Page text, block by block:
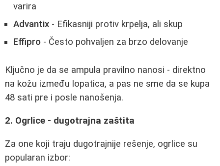
varira
Advantix - Efikasniji protiv krpelja, ali skup
Effipro - Često pohvaljen za brzo delovanje
Ključno je da se ampula pravilno nanosi - direktno
na kožu između lopatica, a pas ne sme da se kupa
48 sati pre i posle nanošenja.
2. Ogrlice - dugotrajna zaštita
Za one koji traju dugotrajnije rešenje, ogrlice su
popularan izbor: